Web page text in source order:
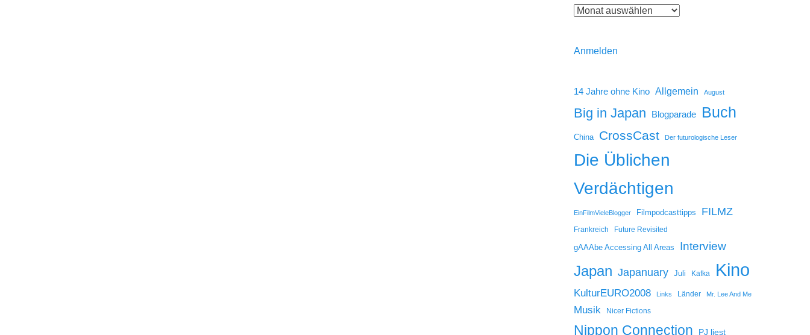
Anmelden
14 Jahre ohne Kino Allgemein August
Big in Japan Blogparade Buch
China CrossCast Der futurologische Leser
Die Üblichen
Verdächtigen
EinFilmVieleBlogger Filmpodcasttipps FILMZ
Frankreich Future Revisited
gAAAbe Accessing All Areas Interview
Japan Japanuary Juli Kafka Kino
KulturEURO2008 Links Länder Mr. Lee And Me
Musik Nicer Fictions
Nippon Connection PJ liest